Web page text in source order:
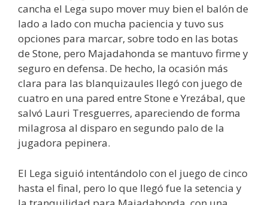
cancha el Lega supo mover muy bien el balón de
lado a lado con mucha paciencia y tuvo sus
opciones para marcar, sobre todo en las botas
de Stone, pero Majadahonda se mantuvo firme y
seguro en defensa. De hecho, la ocasión más
clara para las blanquizaules llegó con juego de
cuatro en una pared entre Stone e Yrezábal, que
salvó Lauri Tresguerres, apareciendo de forma
milagrosa al disparo en segundo palo de la
jugadora pepinera.
El Lega siguió intentándolo con el juego de cinco
hasta el final, pero lo que llegó fue la setencia y